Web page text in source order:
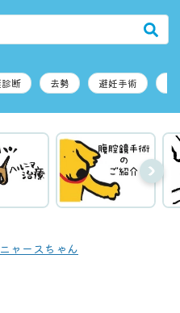
ニャースちゃん